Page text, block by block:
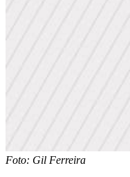
Foto: Gil Ferreira